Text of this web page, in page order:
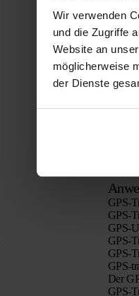
Wir verwenden
und die Zugriffe
Website an
möglicherweise
der Dienste
GPS-
GPS-
GPS-
GPS-
GPS-
GPS-
Der
GPS-